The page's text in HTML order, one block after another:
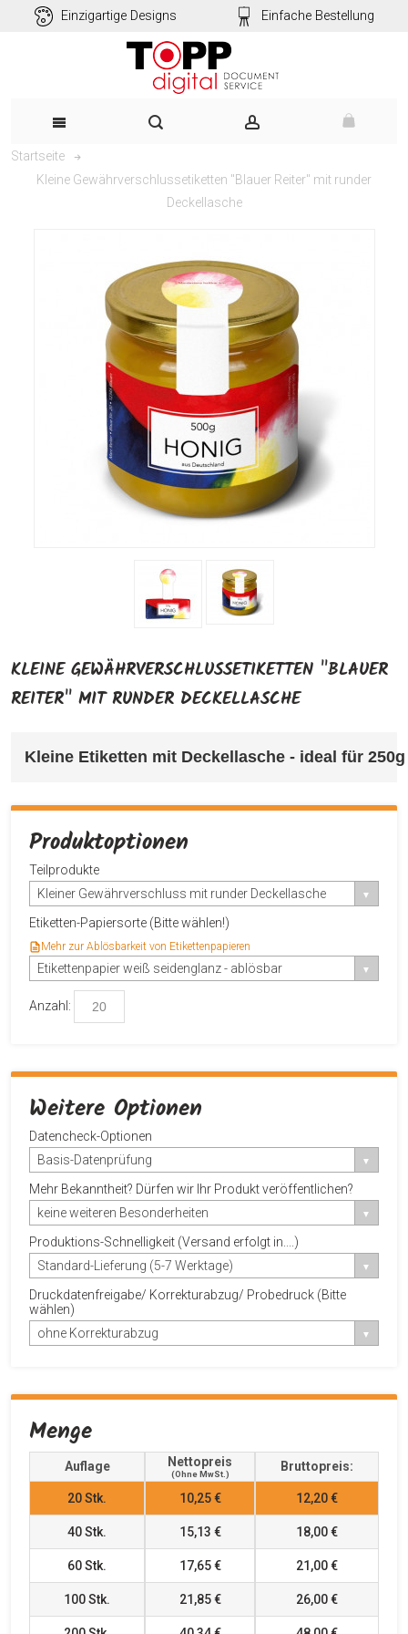
Einzigartige Designs Einfache Bestellung
Startseite
Kleine Gewährverschlussetiketten "Blauer Reiter" mit runder
Deckellasche
KLEINE GEWÄHRVERSCHLUSSETIKETTEN "BLAUER
REITER" MIT RUNDER DECKELLASCHE
Kleine Etiketten mit Deckellasche - ideal für
Produktoptionen
Teilprodukte
Kleiner Gewährverschluss mit runder Deckellasche
Etiketten-Papiersorte (Bitte wählen!)
Mehr zur Ablösbarkeit von Etikettenpapieren
Etikettenpapier weiß seidenglanz - ablösbar
Anzahl:
Weitere Optionen
Datencheck-Optionen
Basis-Datenprüfung
Mehr Bekanntheit? Dürfen wir Ihr Produkt veröffentlichen?
keine weiteren Besonderheiten
Produktions-Schnelligkeit (Versand erfolgt in....)
Standard-Lieferung (5-7 Werktage)
Druckdatenfreigabe/ Korrekturabzug/ Probedruck (Bitte
wählen)
ohne Korrekturabzug
Menge
Auflage Nettopreis
(ohne MwSt.)
Bruttopreis:
20Stk. 10,25 € 12,20 €
40Stk. 15,13 € 18,00 €
60Stk. 17,65 € 21,00 €
100Stk. 21,85 € 26,00 €